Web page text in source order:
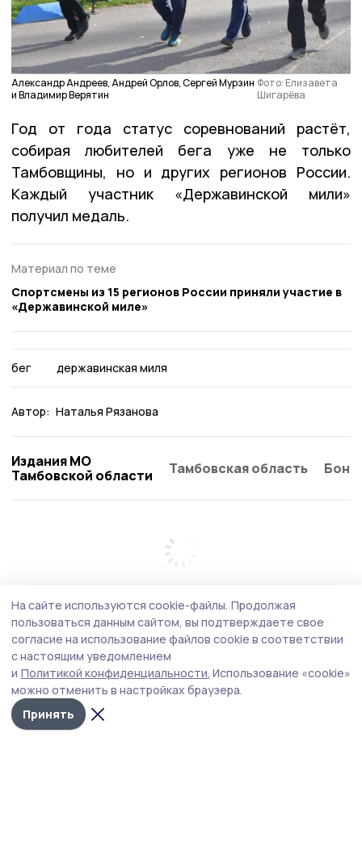
Александр Андреев, Андрей Орлов, Сергей Мурзин
и Владимир Верятин
Фото: Елизавета
Шигарёва
Год от года статус соревнований растёт,
собирая любителей бега уже не только
Тамбовщины, но и других регионов России.
Каждый участник «Державинской мили»
получил медаль.
Материал по теме
Спортсмены из 15 регионов России приняли участие в
«Державинской миле»
бег державинская миля
Автор: Наталья Рязанова
Издания МО
Тамбовской области
Тамбовская область
На сайте используются cookie-файлы. Продолжая
пользоваться данным сайтом, вы подтверждаете свое
согласие на использование файлов cookie в соответствии
с настоящим уведомлением
и Политикой конфиденциальности. Использование «cookie»
можно отменить в настройках браузера.
Принять